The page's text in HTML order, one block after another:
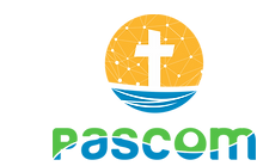
Diocese de Cruz das
Almas participa da 44ª